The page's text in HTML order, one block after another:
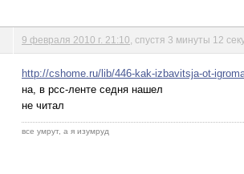
9 февраля 2010 г. 21:10 , спустя 3 минуты 12
http://cshome.ru/lib/446-kak-izbavitsja-ot-
на, в рсс-ленте седня нашел
не читал
все умрут, а я изумруд